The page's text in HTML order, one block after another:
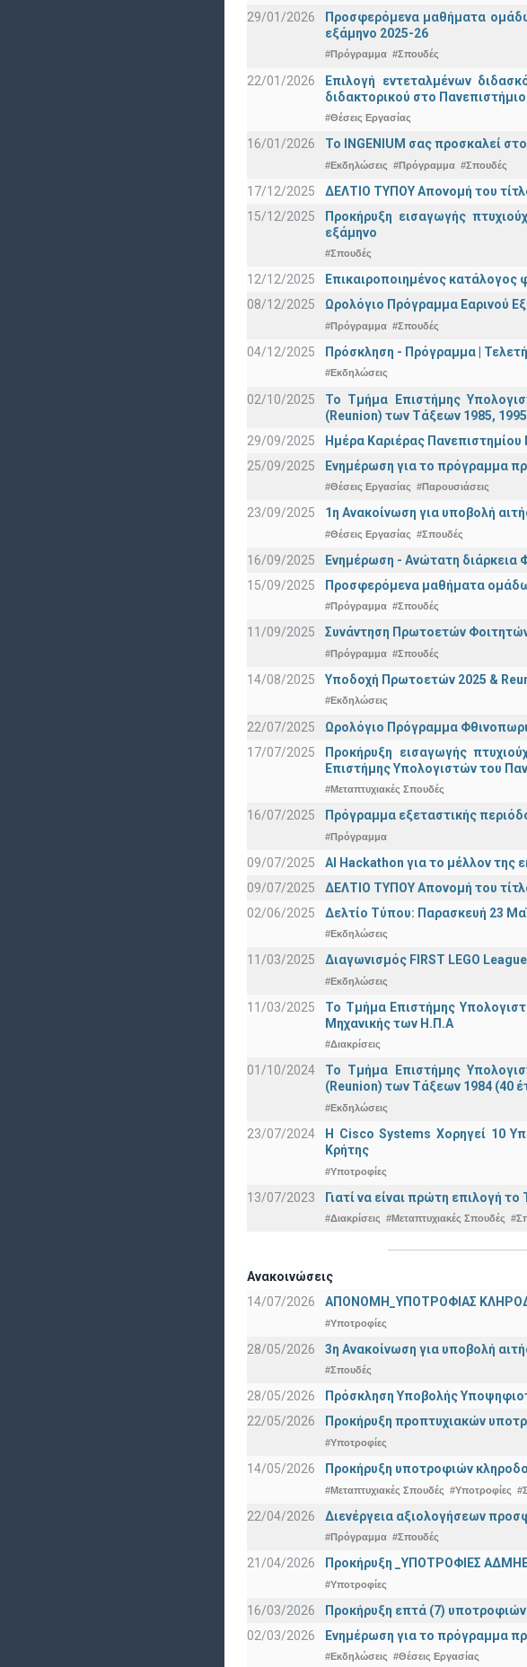
29/01/2026
Προσφερόμενα μαθήματα
εξάμηνο 2025-26
#Πρόγραμμα #Σπουδές
22/01/2026
Επιλογή εντεταλμένων
διδακτορικού στο
#Θέσεις Εργασίας
16/01/2026 Το INGENIUM σας προσκαλεί
#Εκδηλώσεις #Πρόγραμμα #Σπουδές
17/12/2025
ΔΕΛΤΙΟ ΤΥΠΟΥ Απονομή του
15/12/2025
Προκήρυξη εισαγωγής
εξάμηνο
#Σπουδές
12/12/2025
Επικαιροποιημένος
08/12/2025
Ωρολόγιο Πρόγραμμα Εαρινού
#Πρόγραμμα #Σπουδές
04/12/2025 Πρόσκληση - Πρόγραμμα |
#Εκδηλώσεις
02/10/2025
Το Τμήμα Επιστήμης
(Reunion) των Τάξεων 1985,
29/09/2025
Ημέρα Καριέρας Πανεπιστημίου
25/09/2025
Ενημέρωση για το πρόγραμμα
#Θέσεις Εργασίας #Παρουσιάσεις
23/09/2025 1η Ανακοίνωση για υποβολή
#Θέσεις Εργασίας #Σπουδές
16/09/2025
Ενημέρωση - Ανώτατη διάρκεια
15/09/2025
Προσφερόμενα μαθήματα
#Πρόγραμμα #Σπουδές
11/09/2025 Συνάντηση Πρωτοετών
#Πρόγραμμα #Σπουδές
14/08/2025 Υποδοχή Πρωτοετών 2025 &
#Εκδηλώσεις
22/07/2025
Ωρολόγιο Πρόγραμμα
17/07/2025
Προκήρυξη εισαγωγής
Eπιστήμης Υπολογιστών του
#Μεταπτυχιακές Σπουδές
16/07/2025 Πρόγραμμα εξεταστικής
#Πρόγραμμα
09/07/2025
AI Hackathon για το μέλλον της
09/07/2025
ΔΕΛΤΙΟ ΤΥΠΟΥ Απονομή του
02/06/2025
Δελτίο Τύπου: Παρασκευή 23
#Εκδηλώσεις
11/03/2025 Διαγωνισμός FIRST LEGO
#Εκδηλώσεις
11/03/2025
Το Τμήμα Επιστήμης
Μηχανικής των Η.Π.Α
#Διακρίσεις
01/10/2024
Το Τμήμα Επιστήμης
(Reunion) των Τάξεων 1984 (40
#Εκδηλώσεις
23/07/2024
Η Cisco Systems Χορηγεί 10
Κρήτης
#Υποτροφίες
13/07/2023 Γιατί να είναι πρώτη επιλογή
#Διακρίσεις #Μεταπτυχιακές Σπουδές
Ανακοινώσεις
14/07/2026
ΑΠΟΝΟΜΗ_ΥΠΟΤΡΟΦΙΑΣ
#Υποτροφίες
28/05/2026 3η Ανακοίνωση για υποβολή
#Σπουδές
28/05/2026
Πρόσκληση Υποβολής
22/05/2026
Προκήρυξη προπτυχιακών
#Υποτροφίες
14/05/2026 Προκήρυξη υποτροφιών
#Μεταπτυχιακές Σπουδές #Υποτροφίες
22/04/2026 Διενέργεια αξιολογήσεων
#Πρόγραμμα #Σπουδές
21/04/2026 Προκήρυξη _ΥΠΟΤΡΟΦΙΕΣ
#Υποτροφίες
16/03/2026
Προκήρυξη επτά (7)
02/03/2026
Ενημέρωση για το πρόγραμμα
#Εκδηλώσεις #Θέσεις Εργασίας